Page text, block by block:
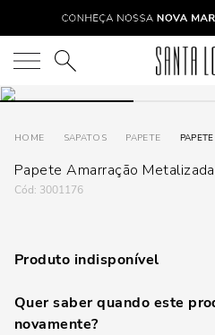
O que você está procurando?
SAPATOS PAPETE
Papete Amarração
: 3001176
Produto indisponível
Quer saber quando este
novamente?